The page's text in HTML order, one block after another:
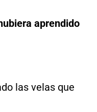
aprendido
las velas que